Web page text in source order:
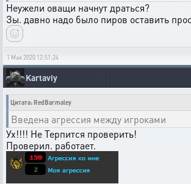
Неужели оващи начнут драться?
Зы. давно надо было пиров оставить
1 Мая 2020 12:51:24
Kartaviy
Цитата: RedBarmaley
Введена агрессия между игроками
Ух!!!! Не Терпится проверить!
Проверил. работает.